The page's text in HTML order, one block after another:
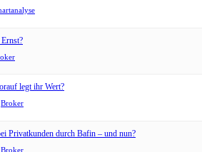
legt ihr Wert?
Broker
Privatkunden durch Bafin – und nun?
Broker